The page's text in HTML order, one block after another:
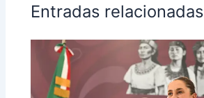
Entradas relacionadas